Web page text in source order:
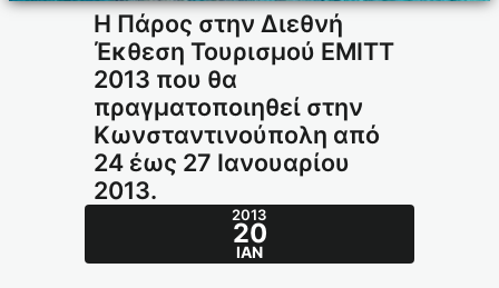
Η Πάρος στην Διεθνή
Έκθεση Τουρισμού EMITT
2013 που θα
πραγματοποιηθεί στην
Κωνσταντινούπολη από
24 έως 27 Ιανουαρίου
2013.
2013
20
ΙΑΝ